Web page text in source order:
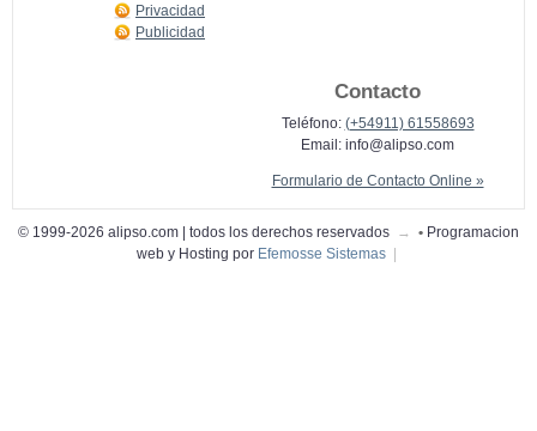
Privacidad
Publicidad
Contacto
Teléfono: (+54911) 61558693
Email: info@alipso.com
Formulario de Contacto Online »
© 1999-2026 alipso.com | todos los derechos reservados → • Programacion
web y Hosting por Efemosse Sistemas |